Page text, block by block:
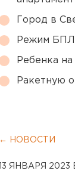
Город в
Режим
Ребенка
Ракетную
← НОВОСТИ
13 ЯНВАРЯ 2023